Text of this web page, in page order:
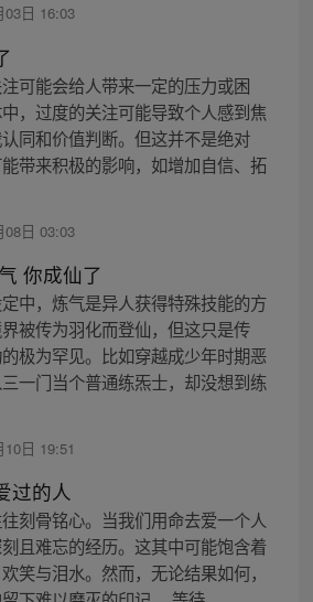
03日 16:03
可能会给人带来一定的压力或困
，过度的关注可能导致个人感到焦
同和价值判断。但这并不是绝对
带来积极的影响，如增加自信、拓
08日 03:03
你成仙了
中，炼气是异人获得特殊技能的方
被传为羽化而登仙，但这只是传
极为罕见。比如穿越成少年时期恶
一门当个普通练炁士，却没想到练
10日 19:51
过的人
刻骨铭心。当我们用命去爱一个人
且难忘的经历。这其中可能饱含着
笑与泪水。然而，无论结果如何，